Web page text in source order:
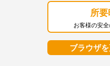
所
お客様の安
ブラウザ